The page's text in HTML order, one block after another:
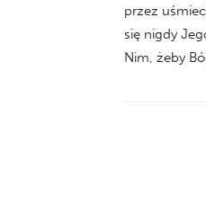
przez
się nigdy
Nim, żeby